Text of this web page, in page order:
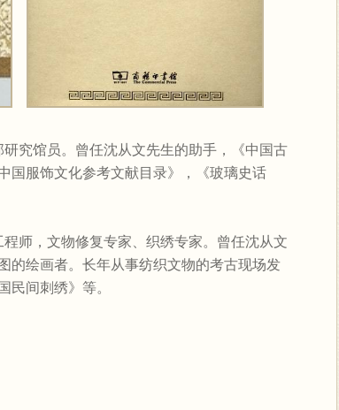
究馆员。曾任沈从文先生的助手，《中国古
国服饰文化参考文献目录》，《玻璃史话
师，文物修复专家、织绣专家。曾任沈从文
的绘画者。长年从事纺织文物的考古现场发
民间刺绣》等。